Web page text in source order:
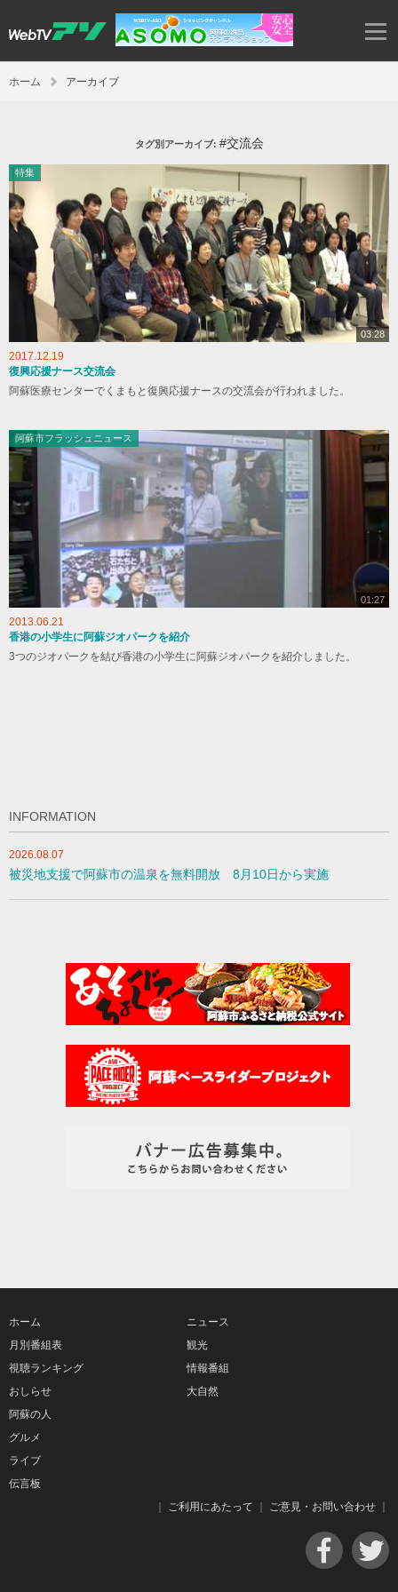
ホーム アーカイブ
タグ別アーカイブ: #交流会
特集
03:28
2017.12.19
復興応援ナース交流会
阿蘇医療センターでくまもと復興応援ナースの交流会が行われました。
阿蘇市フラッシュニュース
01:27
2013.06.21
香港の小学生に阿蘇ジオパークを紹介
3つのジオパークを結び香港の小学生に阿蘇ジオパークを紹介しました。
INFORMATION
2026.08.07
被災地支援で阿蘇市の温泉を無料開放 8月10日から実施
ホーム
月別番組表
視聴ランキング
おしらせ
ニュース
観光
情報番組
大自然
阿蘇の人
グルメ
ライブ
伝言板
ご利用にあたって ご意見・お問い合わせ